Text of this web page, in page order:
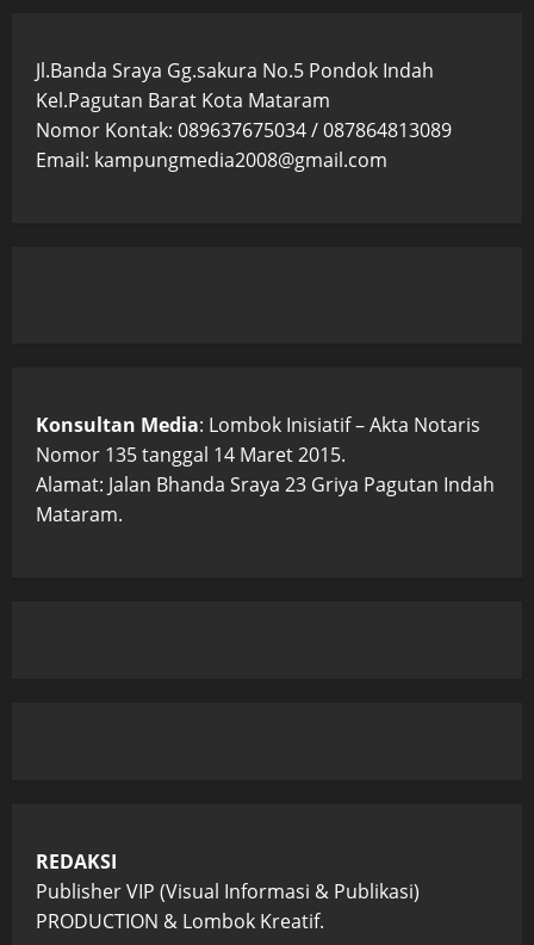
Jl.Banda Sraya Gg.sakura No.5 Pondok Indah
Kel.Pagutan Barat Kota Mataram
Nomor Kontak: 089637675034 / 087864813089
Email: kampungmedia2008@gmail.com
Konsultan Media: Lombok Inisiatif – Akta Notaris
Nomor 135 tanggal 14 Maret 2015.
Alamat: Jalan Bhanda Sraya 23 Griya Pagutan Indah
Mataram.
REDAKSI
Publisher VIP (Visual Informasi & Publikasi)
PRODUCTION & Lombok Kreatif.